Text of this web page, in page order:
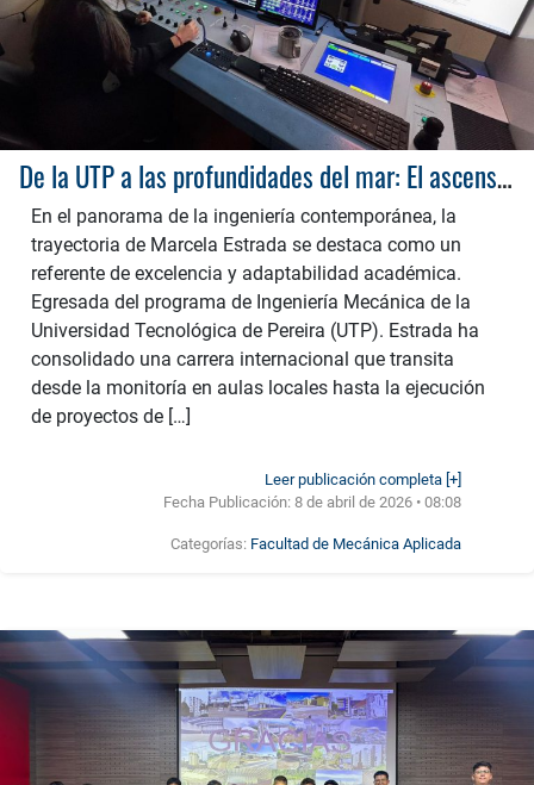
De la UTP a las profundidades del mar: El ascenso global de la ingeniera Marcela Estrada
En el panorama de la ingeniería contemporánea, la
trayectoria de Marcela Estrada se destaca como un
referente de excelencia y adaptabilidad académica.
Egresada del programa de Ingeniería Mecánica de la
Universidad Tecnológica de Pereira (UTP). Estrada ha
consolidado una carrera internacional que transita
desde la monitoría en aulas locales hasta la ejecución
de proyectos de […]
Leer publicación completa [+]
Fecha Publicación:8 de abril de 2026 • 08:08
Categorías: Facultad de Mecánica Aplicada